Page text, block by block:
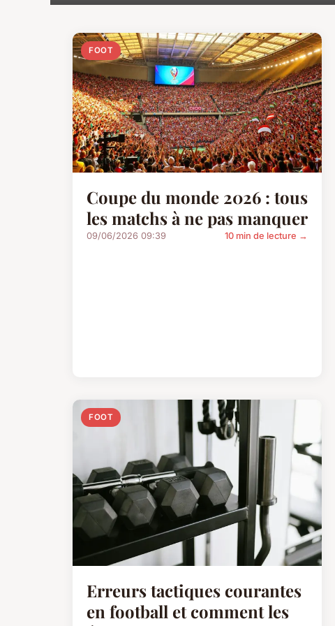
FOOT
Coupe du monde 2026 : tous
les matchs à ne pas manquer
09/06/2026 09:39 10 min de lecture →
FOOT
Erreurs tactiques courantes
en football et comment les